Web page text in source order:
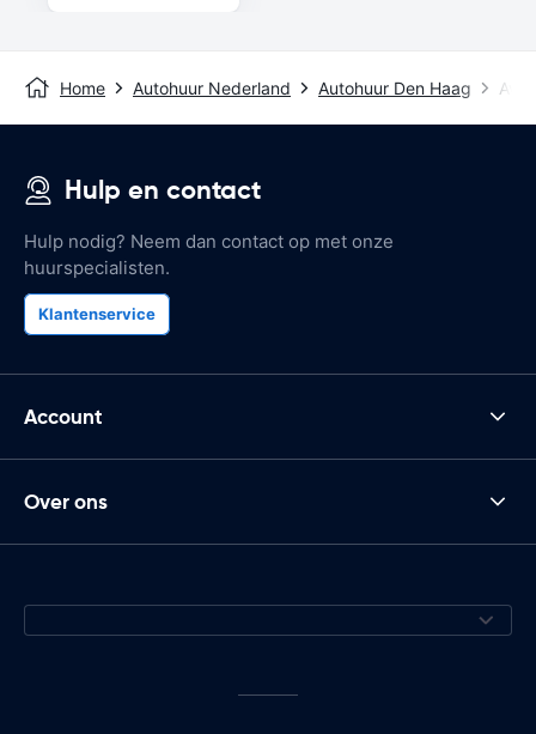
Home Autohuur Nederland Autohuur Den Haag Avis
Hulp en contact
Hulp nodig? Neem dan contact op met onze
huurspecialisten.
Klantenservice
Account
Over ons